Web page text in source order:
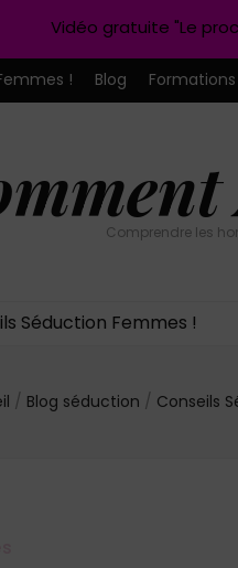
! Blog
Comprendre les
Séduction Femmes !
/ Blog séduction / Conseils
Vidéo gratuite "Le